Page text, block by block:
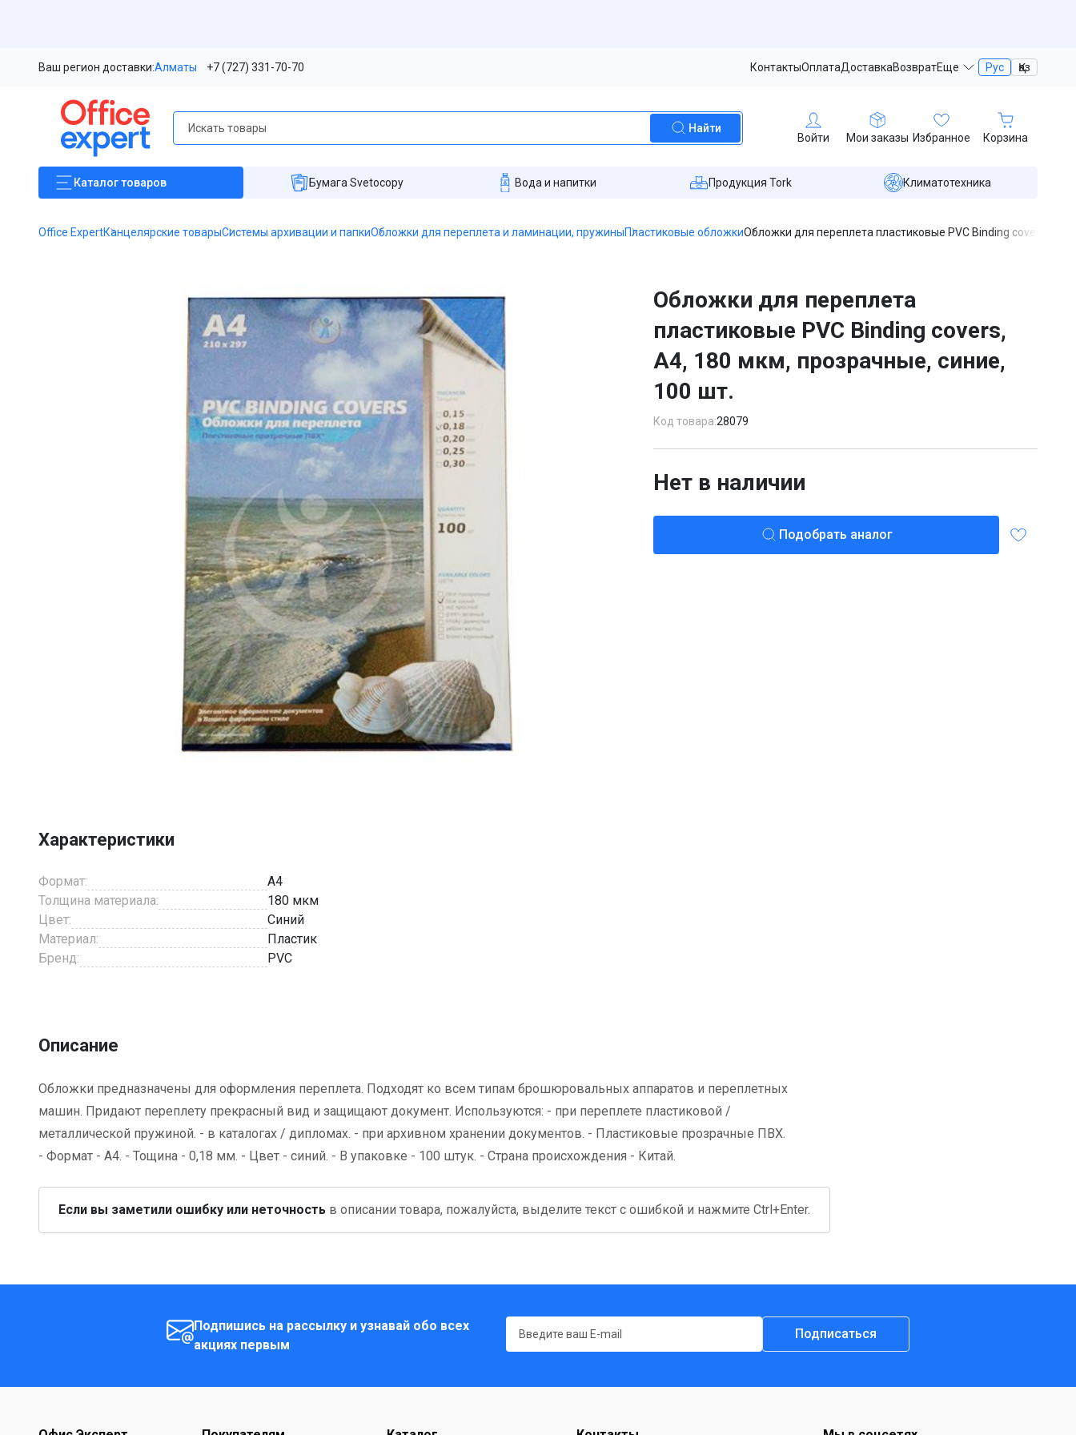
Ваш регион доставки:Алматы +7 (727) 331-70-70 КонтактыОплатаДоставкаВозвратЕще Рус Қаз
Найти
Войти Мои заказы Избранное Корзина
Каталогтоваров Бумага Svetocopy Вода и напитки Продукция Tork Климатотехника
Office ExpertКанцелярские товарыСистемы архивации и папкиОбложки для переплета и ламинации, пружиныПластиковые обложкиОбложки для переплета пластиковые PVC Binding covers, А4,
1
Обложки для переплета
пластиковые PVC Binding covers,
А4, 180 мкм, прозрачные, синие,
100 шт.
Код товара:28079
Нет в наличии
Подобрать аналог
Характеристики
Формат:
A4
Толщина материала:
180 мкм
Цвет:
Синий
Материал:
Пластик
Бренд:
PVC
Описание
Обложки предназначены для оформления переплета. Подходят ко всем типам брошюровальных аппаратов и переплетных
машин. Придают переплету прекрасный вид и защищают документ. Используются: - при переплете пластиковой /
металлической пружиной. - в каталогах / дипломах. - при архивном хранении документов. - Пластиковые прозрачные ПВХ.
- Формат - А4. - Тощина - 0,18 мм. - Цвет - синий. - В упаковке - 100 штук. - Страна происхождения - Китай.
Если вы заметили ошибку или неточность в описании товара, пожалуйста, выделите текст с ошибкой и нажмите Ctrl+Enter.
Подпишись на рассылку и узнавай обо всех
акциях первым
Подписаться